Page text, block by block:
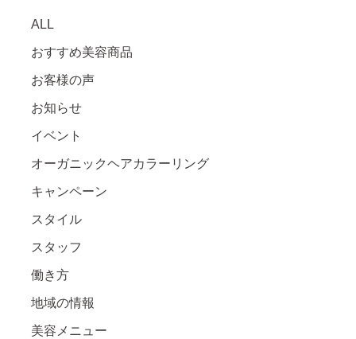
ALL
おすすめ美容商品
お客様の声
お知らせ
イベント
オーガニックヘアカラーリング
キャンペーン
スタイル
スタッフ
働き方
地域の情報
美容メニュー